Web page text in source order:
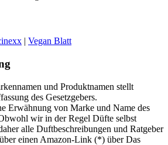
| Vegan Blatt
und Produktnamen stellt
des Gesetzgebers.
Erwähnung von Marke und Name des
wir in der Regel Düfte selbst
alle Duftbeschreibungen und Ratgeber
einen Amazon-Link (*) über Das